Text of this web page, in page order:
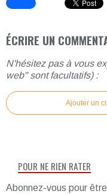
ÉCRIRE UN
N'hésitez pas à vous
web" sont facultatifs) :
Ajouter un
POUR NE RIEN RATER
Abonnez-vous pour